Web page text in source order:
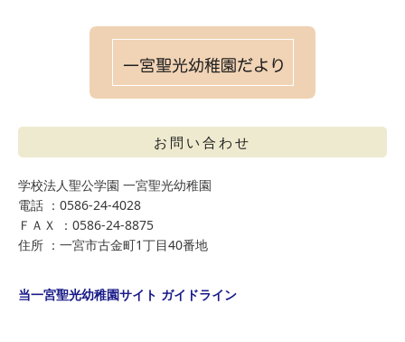
お問い合わせ
学校法人聖公学園 一宮聖光幼稚園
電話 ：0586-24-4028
ＦＡＸ ：0586-24-8875
住所 ：一宮市古金町1丁目40番地
当一宮聖光幼稚園サイト ガイドライン